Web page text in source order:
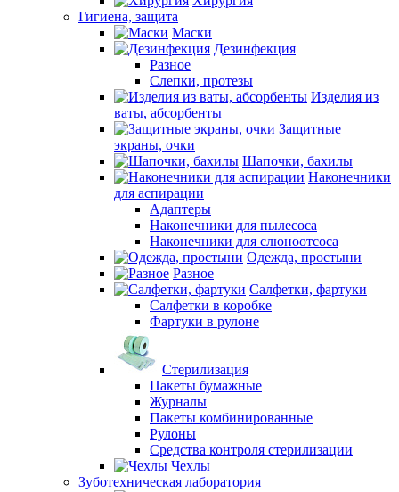
Гигиена, защита
Маски
Дезинфекция
Разное
Слепки, протезы
Изделия из
ваты, абсорбенты
Защитные
экраны, очки
Шапочки, бахилы
Наконечники
для аспирации
Адаптеры
Наконечники для пылесоса
Наконечники для слюноотсоса
Одежда, простыни
Разное
Салфетки, фартуки
Салфетки в коробке
Фартуки в рулоне
Стерилизация
Пакеты бумажные
Журналы
Пакеты комбинированные
Рулоны
Средства контроля стерилизации
Чехлы
Зуботехническая лаборатория